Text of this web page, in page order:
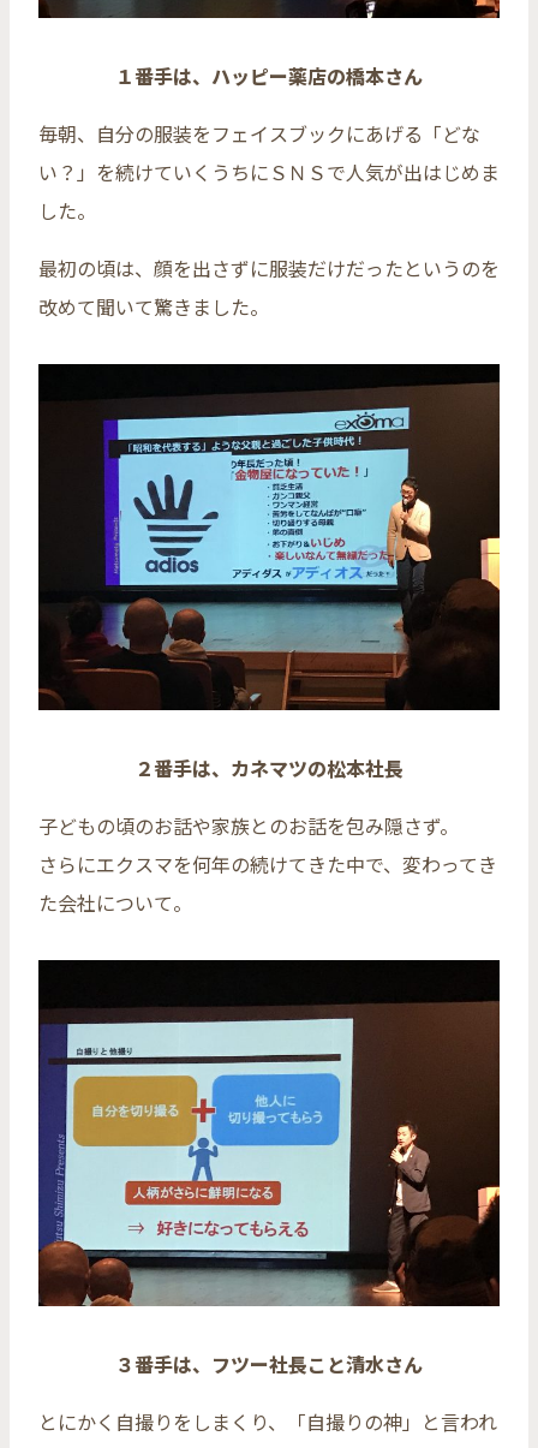
１番手は、ハッピー薬店の橋本さん
毎朝、自分の服装をフェイスブックにあげる「どな
い？」を続けていくうちにＳＮＳで人気が出はじめま
した。
最初の頃は、顔を出さずに服装だけだったというのを
改めて聞いて驚きました。
２番手は、カネマツの松本社長
子どもの頃のお話や家族とのお話を包み隠さず。
さらにエクスマを何年の続けてきた中で、変わってき
た会社について。
３番手は、フツー社長こと清水さん
とにかく自撮りをしまくり、「自撮りの神」と言われ